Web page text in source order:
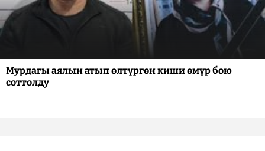
Мурдагы аялын атып өлтүргөн киши өмүр бою
соттолду